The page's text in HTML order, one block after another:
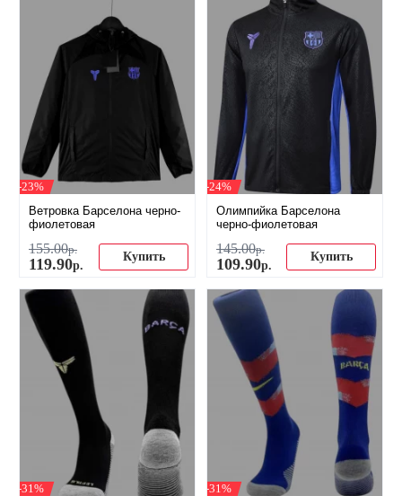
-23%
Ветровка Барселона черно-
фиолетовая
155.00р.
119.90р.
Купить
-24%
Олимпийка Барселона
черно-фиолетовая
145.00р.
109.90р.
Купить
-31%
-31%